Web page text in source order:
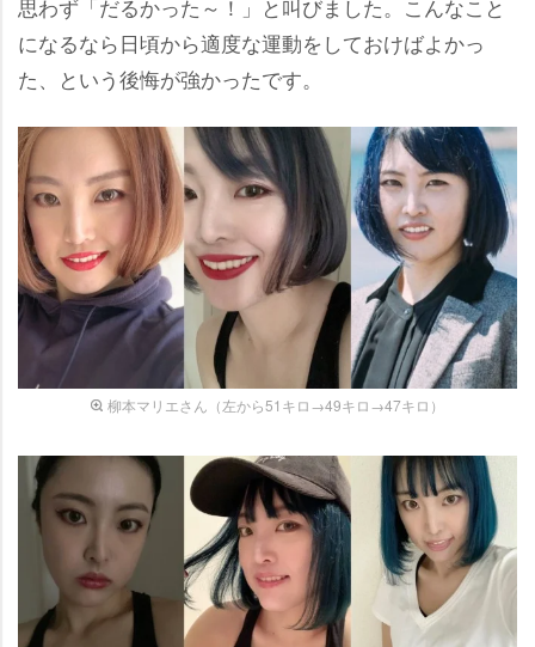
思わず「だるかった～！」と叫びました。こんなこと
になるなら日頃から適度な運動をしておけばよかっ
た、という後悔が強かったです。
柳本マリエさん（左から51キロ→49キロ→47キロ）